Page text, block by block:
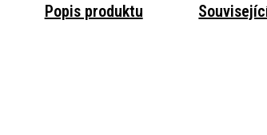
Popis produktu